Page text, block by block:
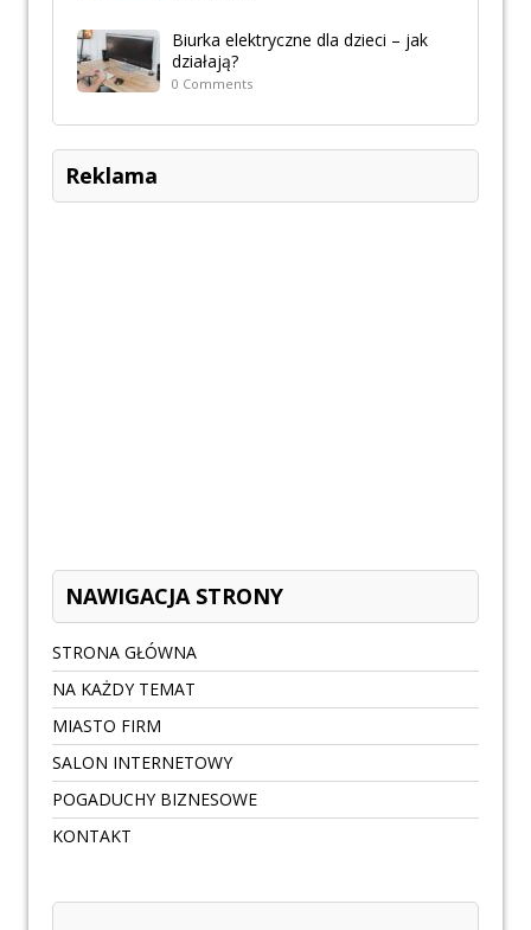
Biurka elektryczne dla dzieci – jak
działają?
0 Comments
Reklama
NAWIGACJA STRONY
STRONA GŁÓWNA
NA KAŻDY TEMAT
MIASTO FIRM
SALON INTERNETOWY
POGADUCHY BIZNESOWE
KONTAKT